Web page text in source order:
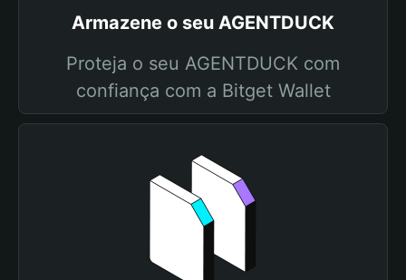
Armazene o seu AGENTDUCK
Proteja o seu AGENTDUCK com
confiança com a Bitget Wallet